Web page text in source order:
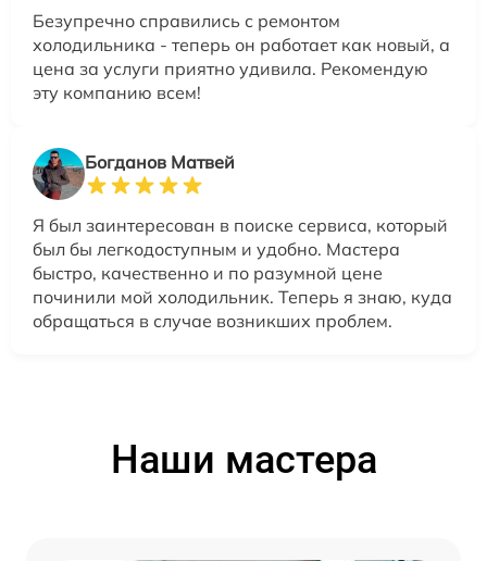
Безупречно справились с ремонтом
холодильника - теперь он работает как новый, а
цена за услуги приятно удивила. Рекомендую
эту компанию всем!
Богданов Матвей
Я был заинтересован в поиске сервиса, который
был бы легкодоступным и удобно. Мастера
быстро, качественно и по разумной цене
починили мой холодильник. Теперь я знаю, куда
обращаться в случае возникших проблем.
Наши мастера